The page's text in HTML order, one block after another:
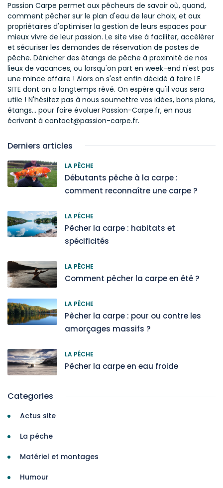
Passion Carpe permet aux pêcheurs de savoir où, quand,
comment pêcher sur le plan d'eau de leur choix, et aux
propriétaires d'optimiser la gestion de leurs espaces pour
mieux vivre de leur passion. Le site vise à faciliter, accélérer
et sécuriser les demandes de réservation de postes de
pêche. Dénicher des étangs de pêche à proximité de nos
lieux de vacances, ou lorsqu'on part en week-end n'est pas
une mince affaire ! Alors on s'est enfin décidé à faire LE
SITE dont on a longtemps rêvé. On espère qu'il vous sera
utile ! N'hésitez pas à nous soumettre vos idées, bons plans,
étangs... pour faire évoluer Passion-Carpe.fr, en nous
écrivant à contact@passion-carpe.fr.
Derniers articles
LA PÊCHE
Débutants pêche à la carpe :
comment reconnaître une carpe ?
LA PÊCHE
Pêcher la carpe : habitats et
spécificités
LA PÊCHE
Comment pêcher la carpe en été ?
LA PÊCHE
Pêcher la carpe : pour ou contre les
amorçages massifs ?
LA PÊCHE
Pêcher la carpe en eau froide
Categories
Actus site
La pêche
Matériel et montages
Humour